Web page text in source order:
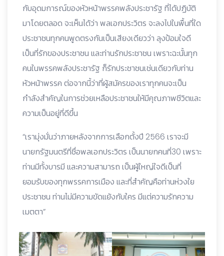
กับอุดมการณ์ของหัวหน้าพรรคพลังประชารัฐ ที่ได้ปฏิบัติ
มาโดยตลอด จะเห็นได้ว่า พลเอกประวิตร จะลงไปในพื้นที่ใด
ประชาชนทุกคนพูดตรงกันเป็นเสียงเดียวว่า ลุงป้อมใจดี
เป็นที่รักของประชาชน และท่านรักประชาชน เพราะฉะนั้นทุก
คนในพรรคพลังประชารัฐ ก็รักประชาชนเช่นเดียวกับท่าน
หัวหน้าพรรค ต่อจากนี้ว่าที่ผู้สมัครของเราทุกคนจะเป็น
กำลังสำคัญในการช่วยเหลือประชาชนให้มีคุณภาพชีวิตและ
ความเป็นอยู่ที่ดีขึ้น
“เรามุ่งมั่นว่าภายหลังจากการเลือกตั้งปี 2566 เราจะมี
นายกรัฐมนตรีที่ชื่อพลเอกประวิตร เป็นนายกคนที่30 เพราะ
ท่านมีทั้งบารมี และความสามารถ เป็นผู้ใหญ่ใจดีเป็นที่
ยอมรับของทุกพรรคการเมือง และที่สำคัญคือท่านห่วงใย
ประชาชน ท่านไม่มีความขัดแย้งกับใคร มีแต่ความรักความ
เมตตา”